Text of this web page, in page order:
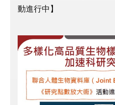
動進行中】